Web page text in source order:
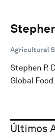
Agricultural
Stephen P.
Global
Últimos